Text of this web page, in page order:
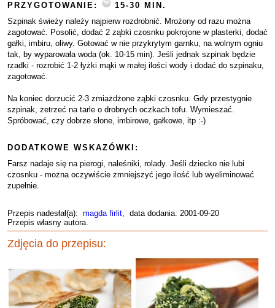
PRZYGOTOWANIE:
15-30 MIN.
Szpinak świeży należy najpierw rozdrobnić. Mrożony od razu można
zagotować. Posolić, dodać 2 ząbki czosnku pokrojone w plasterki, dodać
gałki, imbiru, oliwy. Gotować w nie przykrytym garnku, na wolnym ogniu
tak, by wyparowała woda (ok. 10-15 min). Jeśli jednak szpinak będzie
rzadki - rozrobić 1-2 łyżki mąki w małej ilości wody i dodać do szpinaku,
zagotować.
Na koniec dorzucić 2-3 zmiażdżone ząbki czosnku. Gdy przestygnie
szpinak, zetrzeć na tarle o drobnych oczkach tofu. Wymieszać.
Spróbować, czy dobrze słone, imbirowe, gałkowe, itp :-)
DODATKOWE WSKAZÓWKI:
Farsz nadaje się na pierogi, naleśniki, rolady. Jeśli dziecko nie lubi
czosnku - można oczywiście zmniejszyć jego ilość lub wyeliminować
zupełnie.
Przepis nadesłał(a): magda firlit, data dodania: 2001-09-20
Przepis własny autora.
Zdjęcia do przepisu: